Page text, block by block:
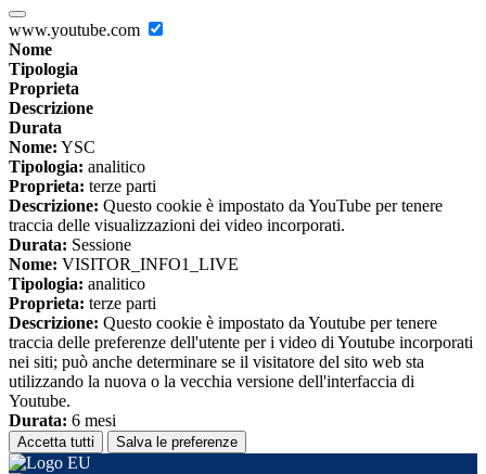
www.youtube.com
Nome
Tipologia
Proprieta
Descrizione
Durata
Nome: YSC
Tipologia: analitico
Proprieta: terze parti
Descrizione: Questo cookie è impostato da YouTube per tenere
traccia delle visualizzazioni dei video incorporati.
Durata: Sessione
Nome: VISITOR_INFO1_LIVE
Tipologia: analitico
Proprieta: terze parti
Descrizione: Questo cookie è impostato da Youtube per tenere
traccia delle preferenze dell'utente per i video di Youtube incorporati
nei siti; può anche determinare se il visitatore del sito web sta
utilizzando la nuova o la vecchia versione dell'interfaccia di
Youtube.
Durata: 6 mesi
Accetta tutti Salva le preferenze